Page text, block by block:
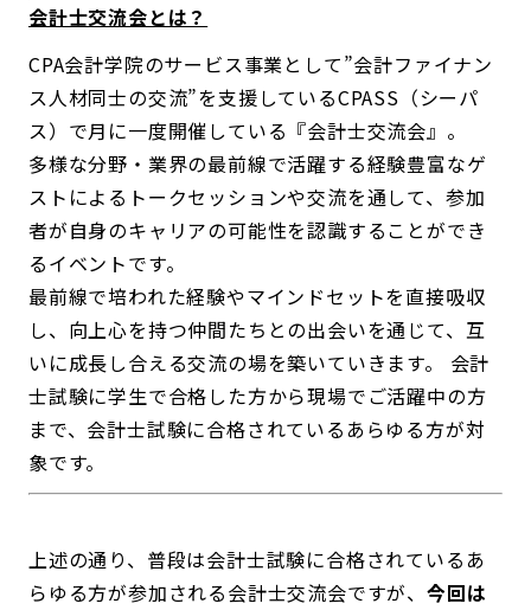
会計士交流会とは？
CPA会計学院のサービス事業として”会計ファイナン
ス人材同士の交流”を支援しているCPASS（シーパ
ス）で月に一度開催している『会計士交流会』。
多様な分野・業界の最前線で活躍する経験豊富なゲ
ストによるトークセッションや交流を通して、参加
者が自身のキャリアの可能性を認識することができ
るイベントです。
最前線で培われた経験やマインドセットを直接吸収
し、向上心を持つ仲間たちとの出会いを通じて、互
いに成長し合える交流の場を築いていきます。 会計
士試験に学生で合格した方から現場でご活躍中の方
まで、会計士試験に合格されているあらゆる方が対
象です。
上述の通り、普段は会計士試験に合格されているあ
らゆる方が参加される会計士交流会ですが、 今回は